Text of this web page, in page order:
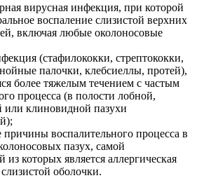
вирусная инфекция, при которой
воспаление слизистой верхних
включая любые околоносовые
(стафилококки, стрептококки,
палочки, клебсиеллы, протей),
более тяжелым течением с частым
процесса (в полости лобной,
или клиновидной пазухи
воспалительного процесса в
пазух, самой
из которых является аллергическая
оболочки.